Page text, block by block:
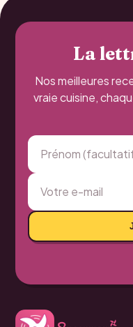
La
Nos meilleures
vraie cuisine,